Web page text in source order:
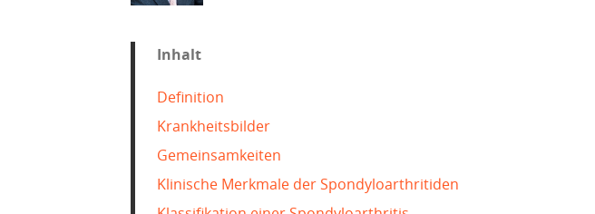
Inhalt
Definition
Krankheitsbilder
Gemeinsamkeiten
Klinische Merkmale der Spondyloarthritiden